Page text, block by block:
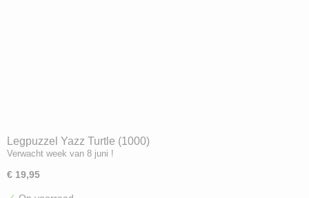
Legpuzzel Yazz Turtle (1000)
Verwacht week van 8 juni !
€ 19,95